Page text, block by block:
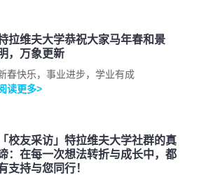
拉维夫大学恭祝大家马年春和景
，万象更新
春快乐，事业进步，学业有成
读更多>
「校友采访」特拉维夫大学社群的真
：在每一次想法转折与成长中，都
支持与您同行！